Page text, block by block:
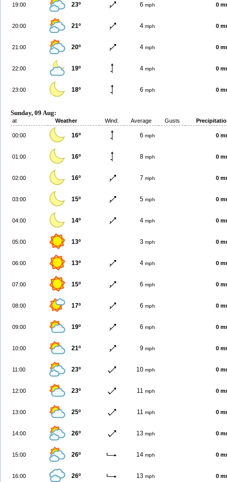
19:00 23º 6 mph 0
20:00 21º 4 mph 0
21:00 20º 4 mph 0
22:00 19º 4 mph 0
23:00 18º 6 mph 0
Sunday, 09 Aug:
at Weather Wind: Average Gusts
00:00 16º 6 mph 0
01:00 16º 8 mph 0
02:00 16º 7 mph 0
03:00 15º 5 mph 0
04:00 14º 4 mph 0
05:00 13º 3 mph 0
06:00 13º 4 mph 0
07:00 15º 6 mph 0
08:00 17º 6 mph 0
09:00 19º 6 mph 0
10:00 21º 9 mph 0
11:00 23º 10 mph 0
12:00 23º 11 mph 0
13:00 25º 11 mph 0
14:00 26º 13 mph 0
15:00 26º 14 mph 0
16:00 26º 13 mph 0